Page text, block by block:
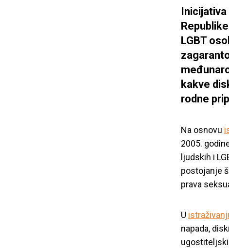
Inicijativa
LGBT
kakve
rodne
Na osnovu
2005.
ljudskih i
postojanje
prava
U
napada,